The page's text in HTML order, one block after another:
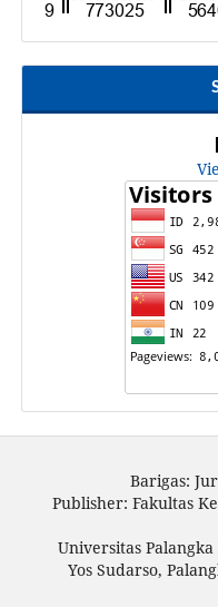
Barigas:
Publisher: Fakultas
Universitas
Yos Sudarso,